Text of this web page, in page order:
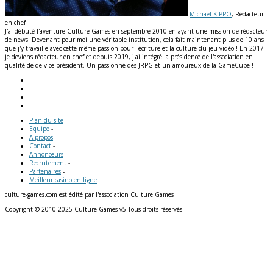
Michaël KIPPO, Rédacteur
en chef
J'ai débuté l'aventure Culture Games en septembre 2010 en ayant une mission de rédacteur
de news. Devenant pour moi une véritable institution, cela fait maintenant plus de 10 ans
que j'y travaille avec cette même passion pour l'écriture et la culture du jeu vidéo ! En 2017
je deviens rédacteur en chef et depuis 2019, j'ai intégré la présidence de l'association en
qualité de de vice-président. Un passionné des JRPG et un amoureux de la GameCube !
Plan du site -
Equipe -
A propos -
Contact -
Annonceurs -
Recrutement -
Partenaires -
Meilleur casino en ligne
culture-games.com est édité par l'association Culture Games
Copyright © 2010-2025 Culture Games v5 Tous droits réservés.